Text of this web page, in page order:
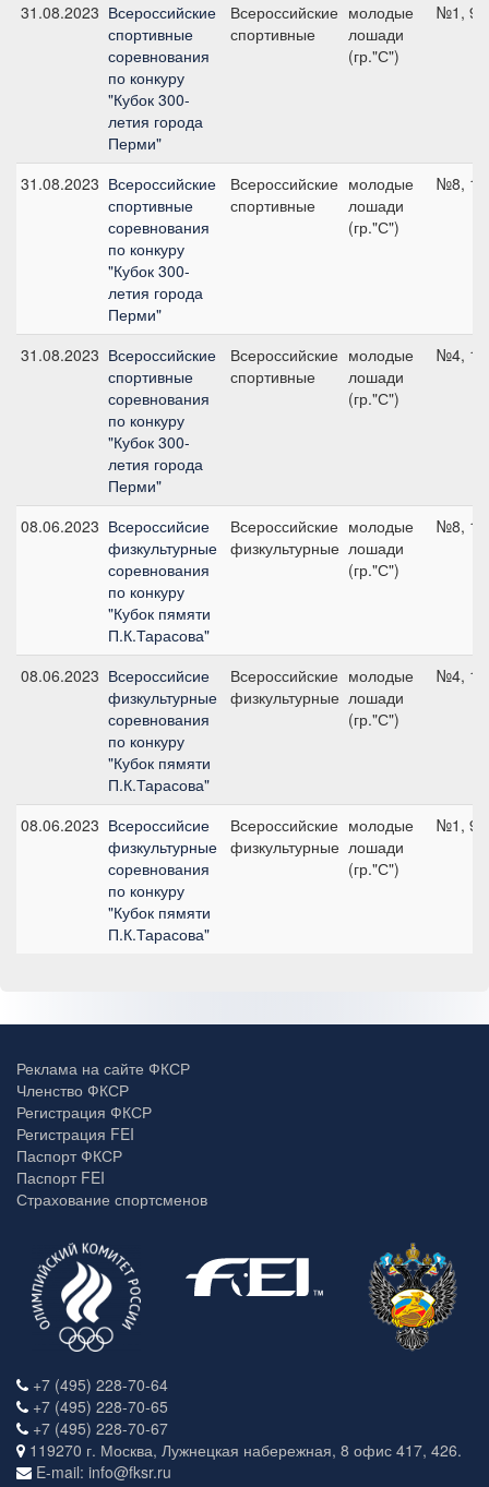
31.08.2023 Всероссийские
спортивные
соревнования
по конкуру
"Кубок 300-
летия города
Перми"
Всероссийские
спортивные
молодые
лошади
(гр."С")
№1,
31.08.2023 Всероссийские
спортивные
соревнования
по конкуру
"Кубок 300-
летия города
Перми"
Всероссийские
спортивные
молодые
лошади
(гр."С")
№8,
31.08.2023 Всероссийские
спортивные
соревнования
по конкуру
"Кубок 300-
летия города
Перми"
Всероссийские
спортивные
молодые
лошади
(гр."С")
№4,
08.06.2023 Всероссийсие
физкультурные
соревнования
по конкуру
"Кубок пямяти
П.К.Тарасова"
Всероссийские
физкультурные
молодые
лошади
(гр."С")
№8,
08.06.2023 Всероссийсие
физкультурные
соревнования
по конкуру
"Кубок пямяти
П.К.Тарасова"
Всероссийские
физкультурные
молодые
лошади
(гр."С")
№4,
08.06.2023 Всероссийсие
физкультурные
соревнования
по конкуру
"Кубок пямяти
П.К.Тарасова"
Всероссийские
физкультурные
молодые
лошади
(гр."С")
№1,
Реклама на сайте ФКСР
Членство ФКСР
Регистрация ФКСР
Регистрация FEI
Паспорт ФКСР
Паспорт FEI
Страхование спортсменов
+7 (495) 228-70-64
+7 (495) 228-70-65
+7 (495) 228-70-67
119270 г. Москва, Лужнецкая набережная, 8 офис 417, 426.
E-mail: info@fksr.ru